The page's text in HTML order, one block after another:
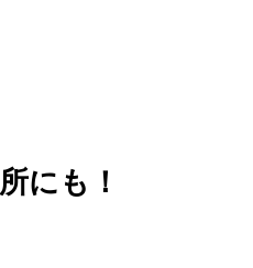
にも！